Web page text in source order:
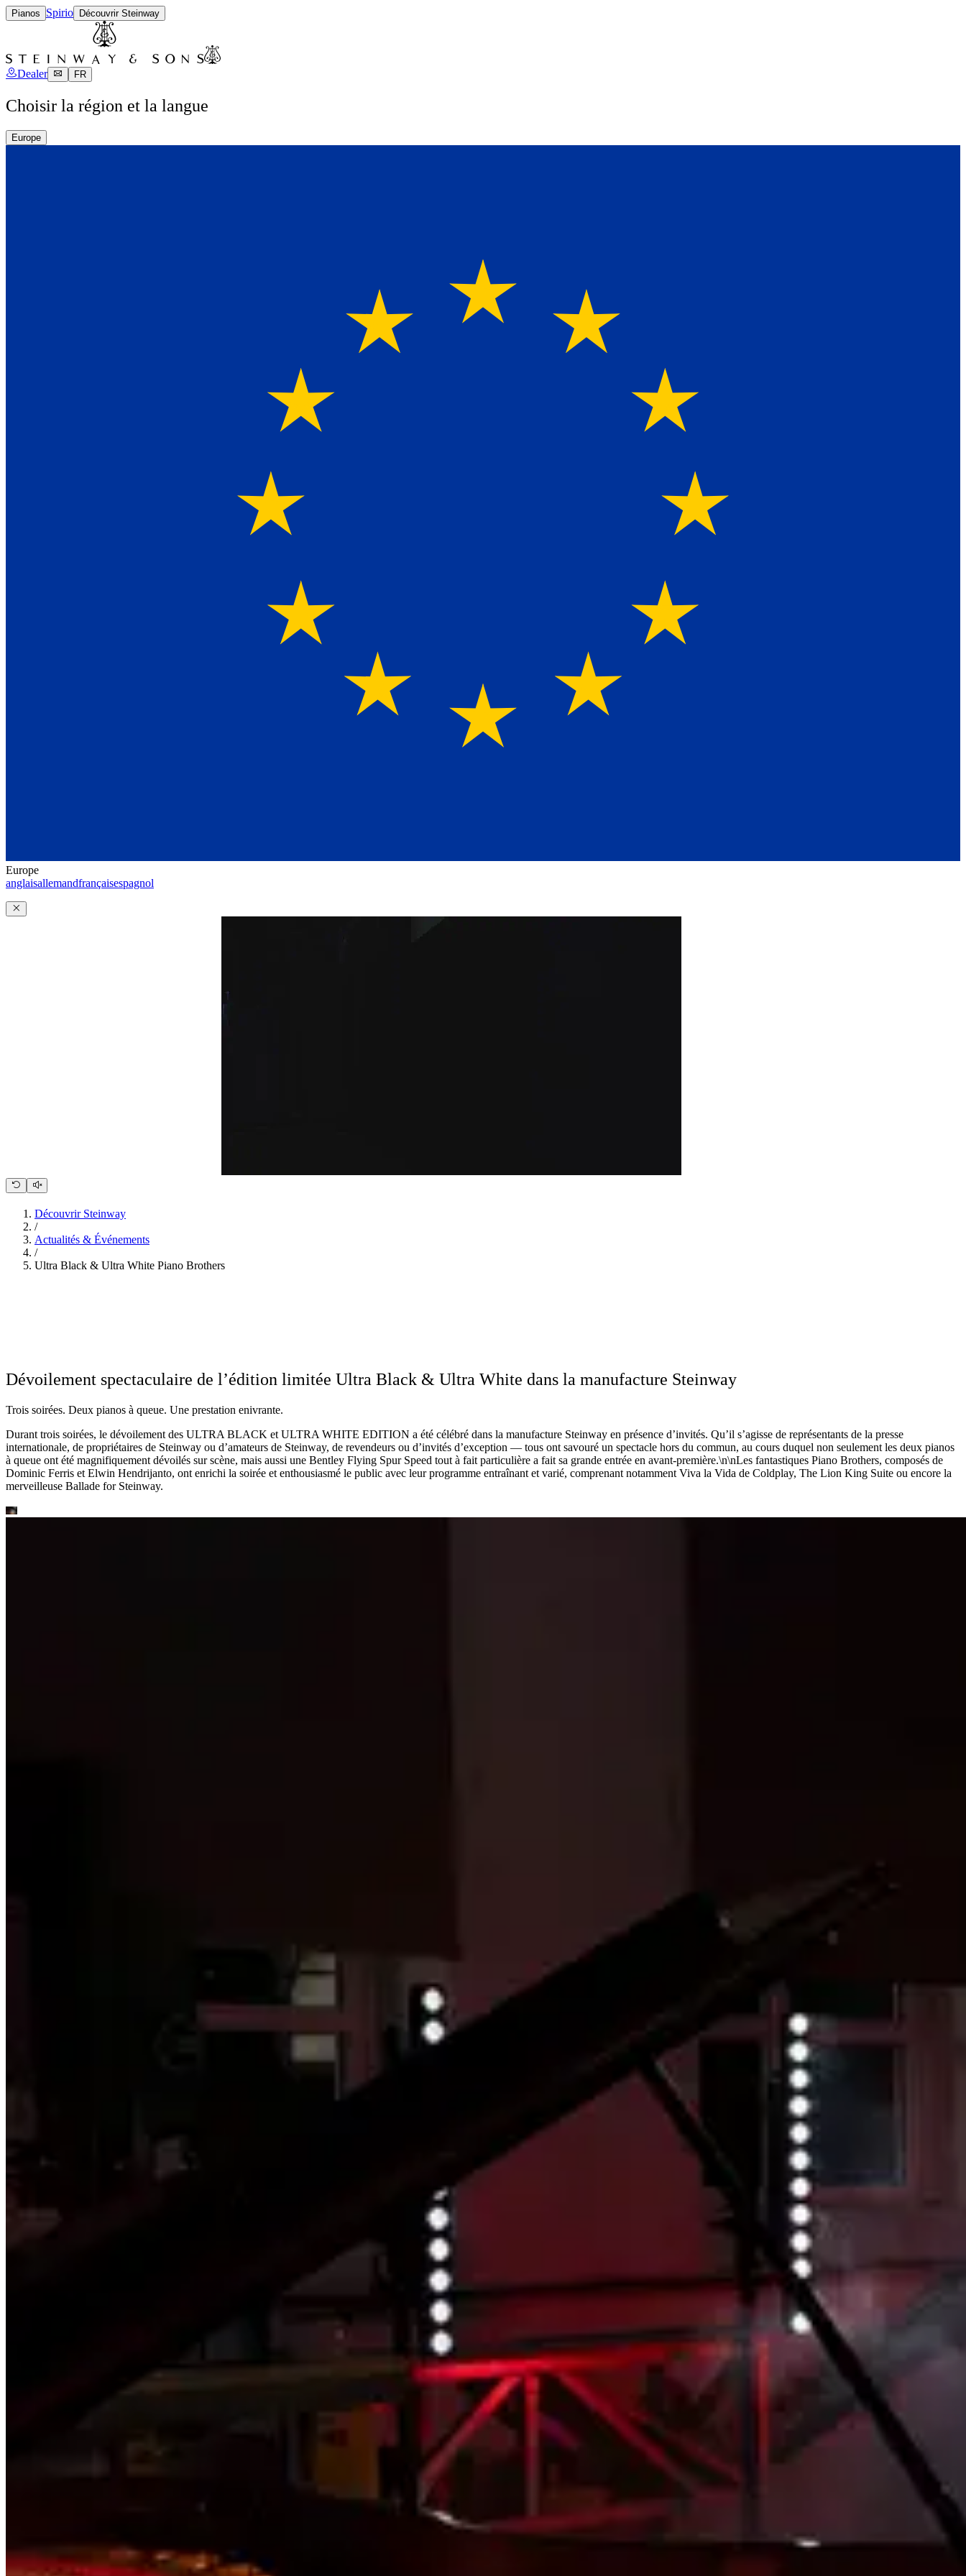
Pianos Spirio Découvrir Steinway
Dealer FR
Choisir la région et la langue
Europe
Europe
anglaisallemandfrançaisespagnol
Découvrir Steinway
/
Actualités & Événements
/
Ultra Black & Ultra White Piano Brothers
Dévoilement spectaculaire de l’édition limitée Ultra Black & Ultra White dans la manufacture Steinway
Trois soirées. Deux pianos à queue. Une prestation enivrante.
Durant trois soirées, le dévoilement des ULTRA BLACK et ULTRA WHITE EDITION a été célébré dans la manufacture Steinway en présence d’invités. Qu’il s’agisse de représentants de la presse
internationale, de propriétaires de Steinway ou d’amateurs de Steinway, de revendeurs ou d’invités d’exception — tous ont savouré un spectacle hors du commun, au cours duquel non seulement les deux pianos
à queue ont été magnifiquement dévoilés sur scène, mais aussi une Bentley Flying Spur Speed tout à fait particulière a fait sa grande entrée en avant-première.\n\nLes fantastiques Piano Brothers, composés de
Dominic Ferris et Elwin Hendrijanto, ont enrichi la soirée et enthousiasmé le public avec leur programme entraînant et varié, comprenant notamment Viva la Vida de Coldplay, The Lion King Suite ou encore la
merveilleuse Ballade for Steinway.